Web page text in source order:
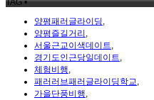
TAG •
양평패러글라이딩,
양평즐길거리 ,
서울근교이색데이트,
경기도인근당일데이트,
체험비행,
패러러브패러글라이딩학교,
가을단풍비행,